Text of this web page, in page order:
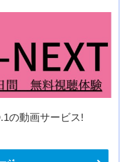
の動画サービス!